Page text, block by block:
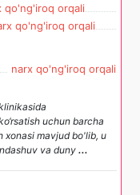
qo'ng'iroq orqali
qo'ng'iroq orqali
narx qo'ng'iroq orqali
uchun barcha
xonasi mavjud bo'lib, u
va duny ...